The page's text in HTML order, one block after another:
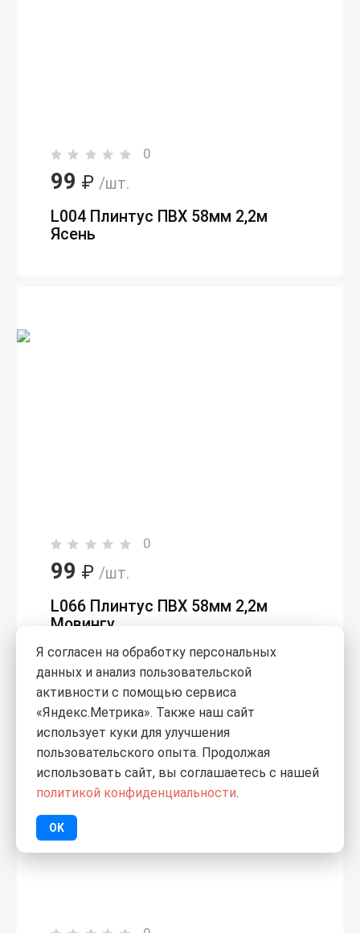
0
99 ₽ /шт.
L004 Плинтус ПВХ 58мм 2,2м
Ясень
0
99 ₽ /шт.
L066 Плинтус ПВХ 58мм 2,2м
Мовингу
Я согласен на обработку персональных
данных и анализ пользовательской
активности с помощью сервиса
«Яндекс.Метрика». Также наш сайт
использует куки для улучшения
пользовательского опыта. Продолжая
использовать сайт, вы соглашаетесь с нашей
политикой конфиденциальности.
OK